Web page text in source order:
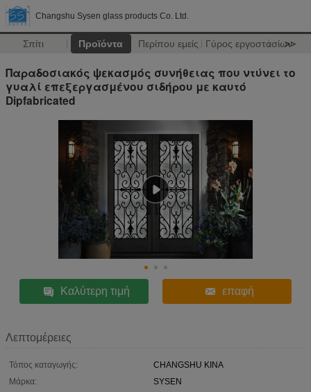
Changshu Sysen glass products Co. Ltd.
Σπίτι Προϊόντα Περίπου εμείς Γύρος εργοστασίων
>>
Παραδοσιακός ψεκασμός συνήθειας που ντύνει το
γυαλί επεξεργασμένου σιδήρου με καυτό
Dipfabricated
Καλύτερη τιμή επαφή
Λεπτομέρειες
Τόπος καταγωγής:
CHANGSHU ΚΙΝΑ
Μάρκα:
SYSEN